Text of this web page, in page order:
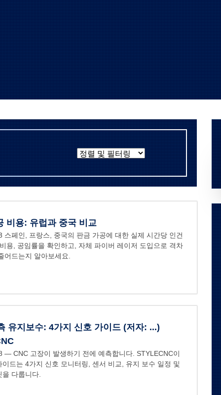
비용: 유럽과 중국 비교
스페인, 프랑스, ​​중국의 판금 가공에 대한 실제 시간당 인건
용, 공임률을 확인하고, 자체 파이버 레이저 도입으로 격차
어드는지 알아보세요.
유지보수: 4가지 신호 가이드 (저자: ...)
— CNC 고장이 발생하기 전에 예측합니다. STYLECNC이
이드는 4가지 신호 모니터링, 센서 비교, 유지 보수 일정 및
을 다룹니다.